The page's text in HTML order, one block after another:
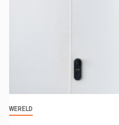
WERELD